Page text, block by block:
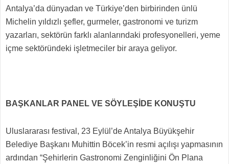
Antalya’da dünyadan ve Türkiye’den birbirinden ünlü
Michelin yıldızlı şefler, gurmeler, gastronomi ve turizm
yazarları, sektörün farklı alanlarındaki profesyonelleri, yeme
içme sektöründeki işletmeciler bir araya geliyor.
BAŞKANLAR PANEL VE SÖYLEŞİDE KONUŞTU
Uluslararası festival, 23 Eylül’de Antalya Büyükşehir
Belediye Başkanı Muhittin Böcek’in resmi açılışı yapmasının
ardından “Şehirlerin Gastronomi Zenginliğini Ön Plana